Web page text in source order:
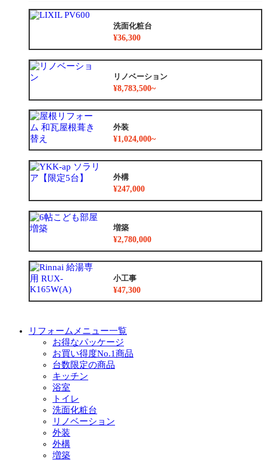
洗面化粧台
¥36,300
リノベーション
¥8,783,500~
外装
¥1,024,000~
外構
¥247,000
増築
¥2,780,000
小工事
¥47,300
リフォームメニュー一覧
お得なパッケージ
お買い得度No.1商品
台数限定の商品
キッチン
浴室
トイレ
洗面化粧台
リノベーション
外装
外構
増築